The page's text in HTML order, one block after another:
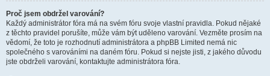
Proč jsem obdržel varování?
Každý administrátor fóra má na svém fóru svoje vlastní pravidla. Pokud nějaké
z těchto pravidel porušíte, může vám být uděleno varování. Vezměte prosím na
vědomí, že toto je rozhodnutí administrátora a phpBB Limited nemá nic
společného s varováními na daném fóru. Pokud si nejste jisti, z jakého důvodu
jste obdrželi varování, kontaktujte administrátora fóra.